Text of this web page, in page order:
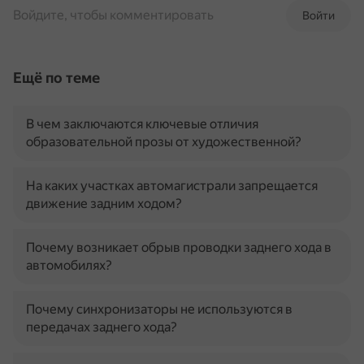
Войти
Войдите, чтобы комментировать
Ещё по теме
В чем заключаются ключевые отличия
образовательной прозы от художественной?
На каких участках автомагистрали запрещается
движение задним ходом?
Почему возникает обрыв проводки заднего хода в
автомобилях?
Почему синхронизаторы не используются в
передачах заднего хода?